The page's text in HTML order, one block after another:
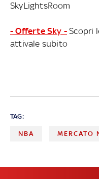
SkyLightsRoom
- Offerte Sky - Scopri
attivale subito
TAG:
NBA MERCATO